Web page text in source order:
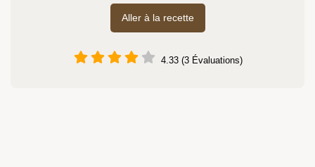
Aller à la recette
4.33 (3 Évaluations)